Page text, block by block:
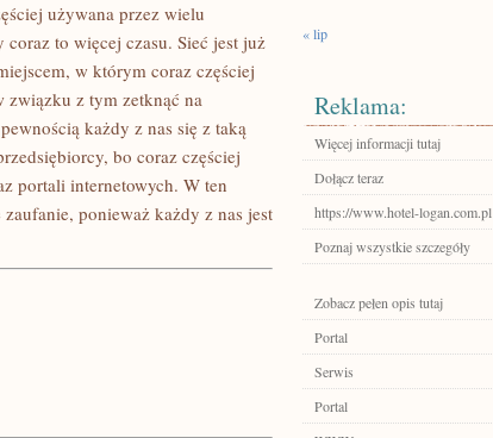
używana przez wielu
to więcej czasu. Sieć jest już
w którym coraz częściej
związku z tym zetknąć na
każdy z nas się z taką
bo coraz częściej
portali internetowych. W ten
ponieważ każdy z nas jest
« lip
Reklama:
Więcej informacji tutaj
Dołącz teraz
https://www.hotel-logan.com.pl
Poznaj wszystkie szczegóły
Zobacz pełen opis tutaj
Portal
Serwis
Portal